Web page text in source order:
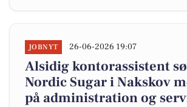
JOBNYT 26-06-2026 19:07
Alsidig kontorassistent
Nordic Sugar i Nakskov
på administration og